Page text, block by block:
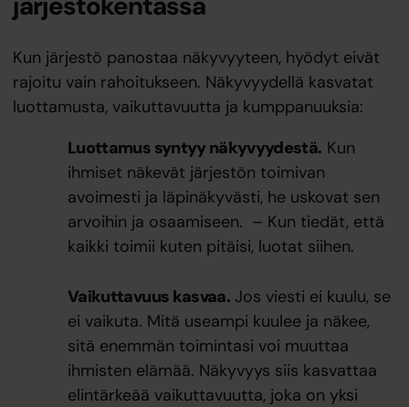
Kun järjestö panostaa näkyvyyteen, hyödyt eivät
rajoitu vain rahoitukseen. Näkyvyydellä kasvatat
luottamusta, vaikuttavuutta ja kumppanuuksia:
Luottamus syntyy näkyvyydestä. Kun
ihmiset näkevät järjestön toimivan
avoimesti ja läpinäkyvästi, he uskovat sen
arvoihin ja osaamiseen. – Kun tiedät, että
kaikki toimii kuten pitäisi, luotat siihen.
Vaikuttavuus kasvaa. Jos viesti ei kuulu, se
ei vaikuta. Mitä useampi kuulee ja näkee,
sitä enemmän toimintasi voi muuttaa
ihmisten elämää. Näkyvyys siis kasvattaa
elintärkeää vaikuttavuutta, joka on yksi